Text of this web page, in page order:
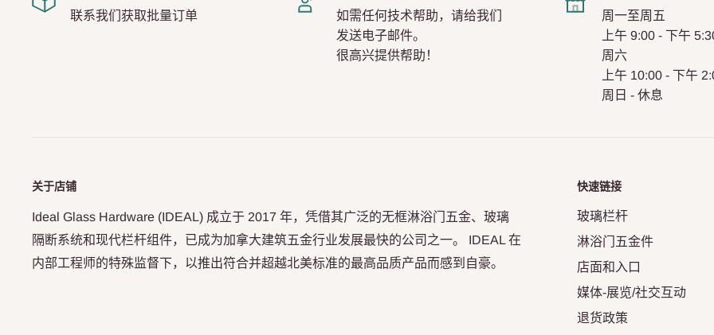
联系我们获取批量订单
如需任何技术帮助，请给我们
发送电子邮件。
很高兴提供帮助！
周一至周五
上午 9:00 - 下午
周六
上午 10:00 - 下午
周日 - 休息
关于店铺
Ideal Glass Hardware (IDEAL) 成立于 2017 年，凭借其广泛的无框淋浴门五金、玻璃
隔断系统和现代栏杆组件，已成为加拿大建筑五金行业发展最快的公司之一。 IDEAL 在
内部工程师的特殊监督下，以推出符合并超越北美标准的最高品质产品而感到自豪。
快速链接
玻璃栏杆
淋浴门五金件
店面和入口
媒体-展览/社交互动
退货政策